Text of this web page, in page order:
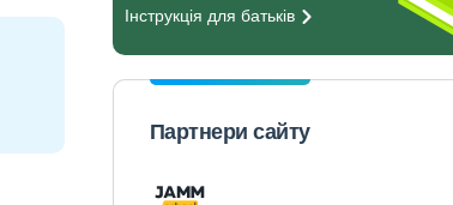
Інструкція для батьків
Партнери сайту